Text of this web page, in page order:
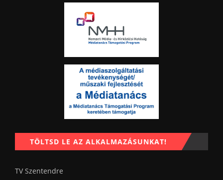
TÖLTSD LE AZ ALKALMAZÁSUNKAT!
TV Szentendre